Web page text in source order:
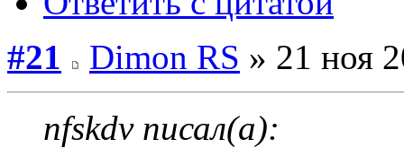
#21
Dimon RS » 21 ноя
nfskdv писал(а):